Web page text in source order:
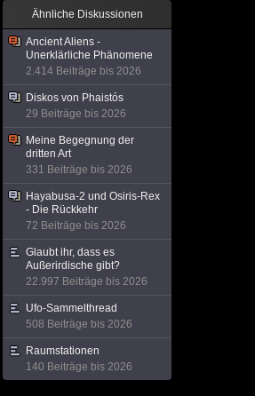
Ähnliche Diskussionen
Ancient Aliens -
Unerklärliche Phänomene
2.414 Beiträge bis 2026
Diskos von Phaistós
29 Beiträge bis 2026
Meine Begegnung der
dritten Art
331 Beiträge bis 2026
Hayabusa-2 und Osiris-Rex
- Die Rückkehr
72 Beiträge bis 2026
Glaubt ihr, dass es
Außerirdische gibt?
22.997 Beiträge bis 2026
Ufo-Sammelthread
508 Beiträge bis 2026
Raumstationen
140 Beiträge bis 2026